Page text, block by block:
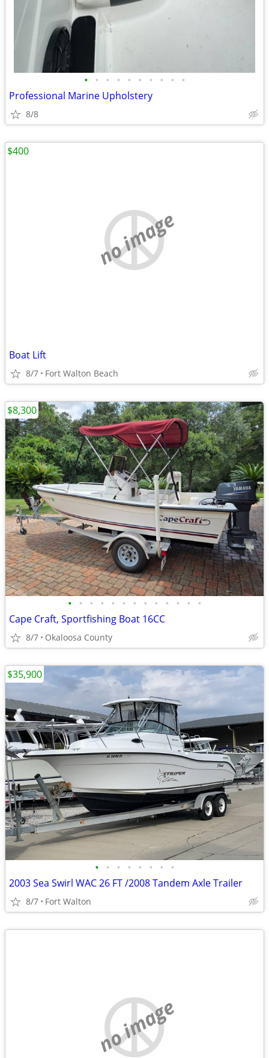
• • • • • • • • • •
Professional Marine Upholstery
8/8
no image
Boat Lift
8/7 Fort Walton Beach
$400
• • • • • • • • • • • • •
Cape Craft, Sportfishing Boat 16CC
8/7 Okaloosa County
$8,300
• • • • • • • •
2003 Sea Swirl WAC 26 FT /2008 Tandem Axle Trailer
8/7 Fort Walton
$35,900
no image